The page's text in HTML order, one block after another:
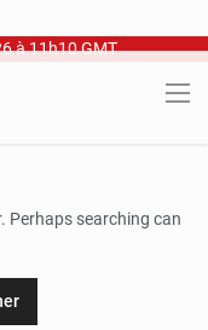
à 11h10 GMT
Perhaps searching can